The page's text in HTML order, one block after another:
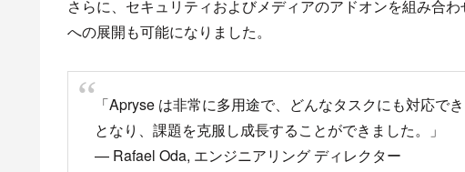
さらに、セキュリティおよびメディアのアドオンを組み合
への展開も可能になりました。
「Apryse は非常に多用途で、どんなタスクにも対応で
となり、課題を克服し成長することができました。」
— Rafael Oda, エンジニアリング ディレクター